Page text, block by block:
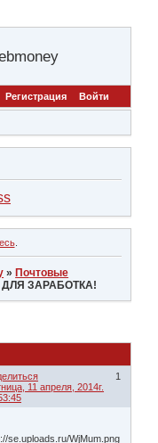
Регистрация Войти
.
» Почтовые
ЗАРАБОТКА!
1
11 апреля, 2014г.